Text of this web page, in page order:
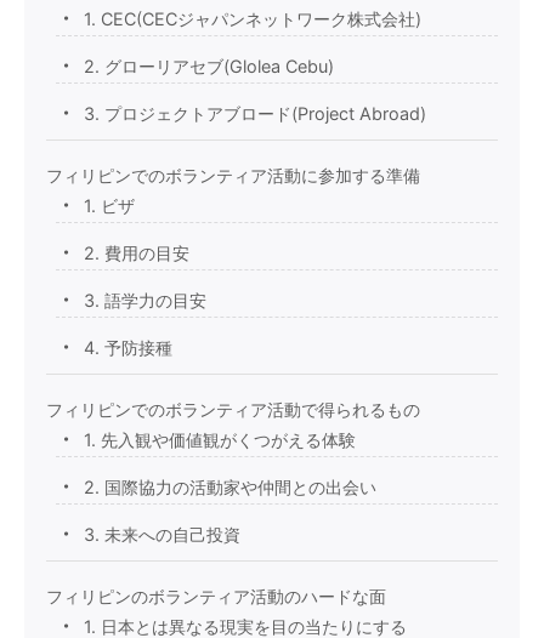
1. CEC(CECジャパンネットワーク株式会社)
2. グローリアセブ(Glolea Cebu)
3. プロジェクトアブロード(Project Abroad)
フィリピンでのボランティア活動に参加する準備
1. ビザ
2. 費用の目安
3. 語学力の目安
4. 予防接種
フィリピンでのボランティア活動で得られるもの
1. 先入観や価値観がくつがえる体験
2. 国際協力の活動家や仲間との出会い
3. 未来への自己投資
フィリピンのボランティア活動のハードな面
1. 日本とは異なる現実を目の当たりにする